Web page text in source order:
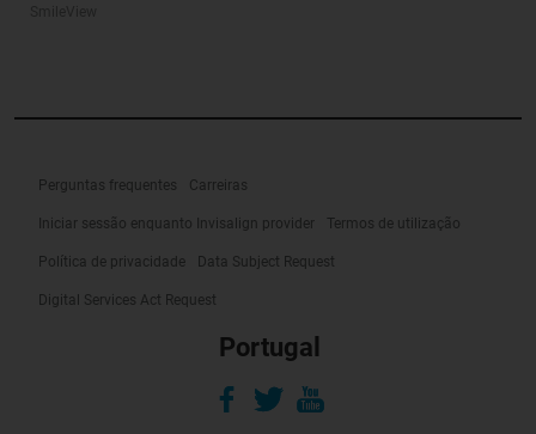
Perguntas frequentes Carreiras
Iniciar sessão enquanto Invisalign provider Termos de utilização
Política de privacidade Data Subject Request
Digital Services Act Request
Portugal